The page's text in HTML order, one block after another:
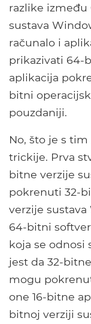
razlike
sustava
računalo i
prikazivati ​​64-
aplikacija
bitni
pouzdaniji.
No, što je s
trickije. Prva
bitne verzije
pokrenuti 32-
verzije
64-bitni
koja se odnosi
jest da 32-
mogu
one 16-bitne
bitnoj verziji